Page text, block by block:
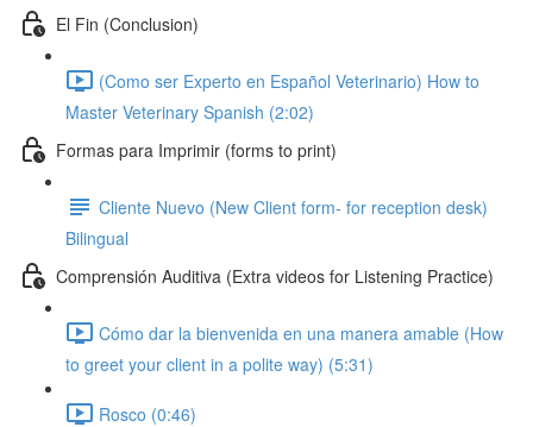
El Fin (Conclusion)
(Como ser Experto en Español Veterinario) How to
Master Veterinary Spanish (2:02)
Formas para Imprimir (forms to print)
Cliente Nuevo (New Client form- for reception desk)
Bilingual
Comprensión Auditiva (Extra videos for Listening Practice)
Cómo dar la bienvenida en una manera amable (How
to greet your client in a polite way) (5:31)
Rosco (0:46)